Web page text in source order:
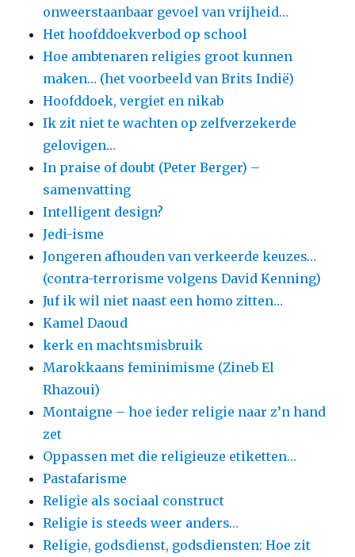
onweerstaanbaar gevoel van vrijheid…
Het hoofddoekverbod op school
Hoe ambtenaren religies groot kunnen
maken… (het voorbeeld van Brits Indië)
Hoofddoek, vergiet en nikab
Ik zit niet te wachten op zelfverzekerde
gelovigen…
In praise of doubt (Peter Berger) –
samenvatting
Intelligent design?
Jedi-isme
Jongeren afhouden van verkeerde keuzes…
(contra-terrorisme volgens David Kenning)
Juf ik wil niet naast een homo zitten…
Kamel Daoud
kerk en machtsmisbruik
Marokkaans feminimisme (Zineb El
Rhazoui)
Montaigne – hoe ieder religie naar z’n hand
zet
Oppassen met die religieuze etiketten…
Pastafarisme
Religie als sociaal construct
Religie is steeds weer anders…
Religie, godsdienst, godsdiensten: Hoe zit